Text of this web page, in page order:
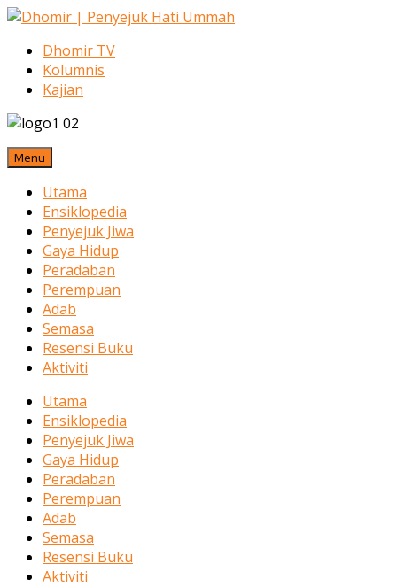
Dhomir TV
Kolumnis
Kajian
Menu
Utama
Ensiklopedia
Penyejuk Jiwa
Gaya Hidup
Peradaban
Perempuan
Adab
Semasa
Resensi Buku
Aktiviti
Utama
Ensiklopedia
Penyejuk Jiwa
Gaya Hidup
Peradaban
Perempuan
Adab
Semasa
Resensi Buku
Aktiviti